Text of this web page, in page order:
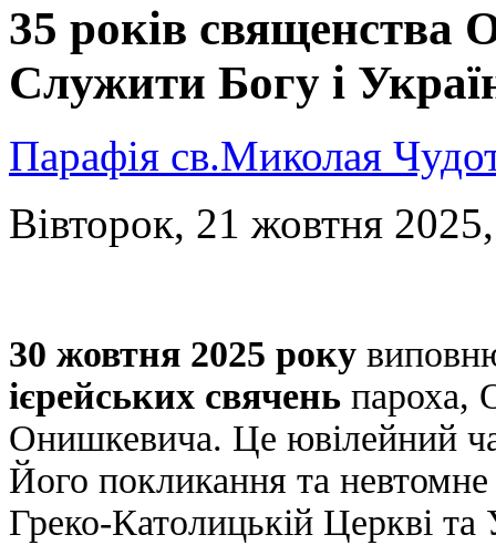
35 років священства
Служити Богу і
Парафія св.Миколая
Вівторок, 21 жовтня
30 жовтня 2025 року
ієрейських свячень пароха,
Онишкевича. Це ювілейний
Його покликання та
Греко-Католицькій Церкві та